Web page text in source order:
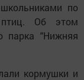
по
птиц. Об этом
парка "Нижняя
кормушки и